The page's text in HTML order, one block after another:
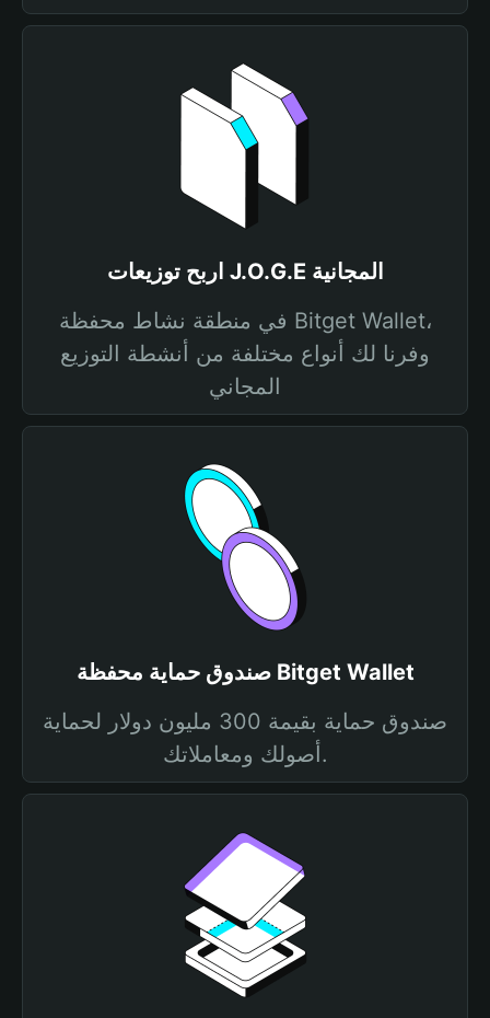
اربح توزيعات J.O.G.E المجانية
في منطقة نشاط محفظة Bitget Wallet،
وفرنا لك أنواع مختلفة من أنشطة التوزيع
المجاني
صندوق حماية محفظة Bitget Wallet
صندوق حماية بقيمة 300 مليون دولار لحماية
أصولك ومعاملاتك.